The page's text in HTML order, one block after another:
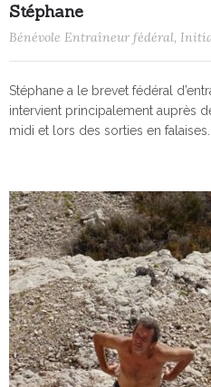
Stéphane
Bénévole Entraîneur fédéral,
Stéphane a le brevet fédéral
intervient principalement auprès
midi et lors des sorties en falaises.